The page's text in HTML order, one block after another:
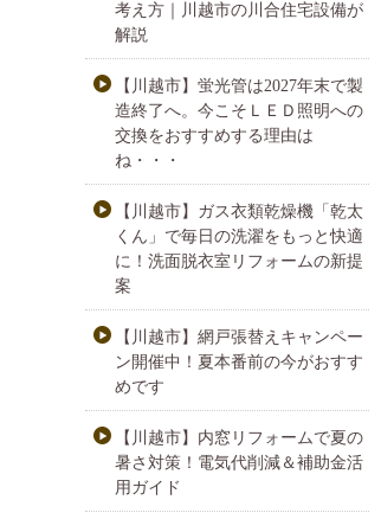
考え方｜川越市の川合住宅設備が
解説
【川越市】蛍光管は2027年末で製
造終了へ。今こそＬＥＤ照明への
交換をおすすめする理由は
ね・・・
【川越市】ガス衣類乾燥機「乾太
くん」で毎日の洗濯をもっと快適
に！洗面脱衣室リフォームの新提
案
【川越市】網戸張替えキャンペー
ン開催中！夏本番前の今がおすす
めです
【川越市】内窓リフォームで夏の
暑さ対策！電気代削減＆補助金活
用ガイド